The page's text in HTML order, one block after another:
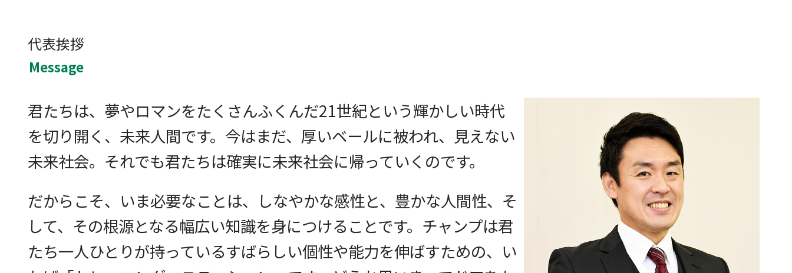
代表挨拶
Message
君たちは、夢やロマンをたくさんふくんだ21世紀という輝かしい時代
を切り開く、未来人間です。今はまだ、厚いベールに被われ、見えない
未来社会。それでも君たちは確実に未来社会に帰っていくのです。
だからこそ、いま必要なことは、しなやかな感性と、豊かな人間性、そ
して、その根源となる幅広い知識を身につけることです。チャンプは君
たち一人ひとりが持っているすばらしい個性や能力を伸ばすための、い